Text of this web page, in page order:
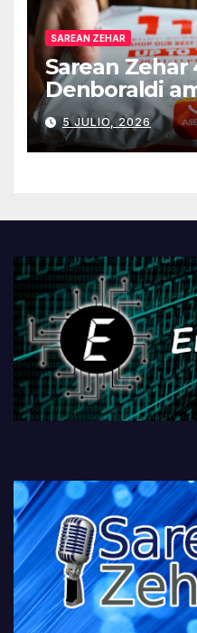
SAREAN ZEHAR
Sarean Zehar
Denboraldi
muga-zerga
AliExpressi,
kontrola,
5 JULIO, 2026